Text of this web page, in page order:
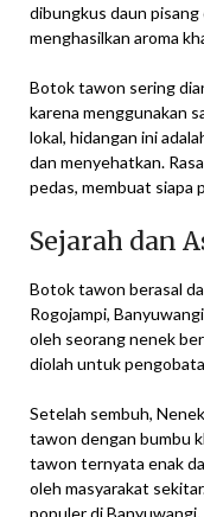
dibungkus daun
menghasilkan aroma
Botok tawon sering
karena menggunakan
lokal, hidangan ini
dan menyehatkan.
pedas, membuat siapa
Sejarah dan
Botok tawon berasal
Rogojampi,
oleh seorang nenek
diolah untuk
Setelah sembuh,
tawon dengan bumbu
tawon ternyata enak
oleh masyarakat